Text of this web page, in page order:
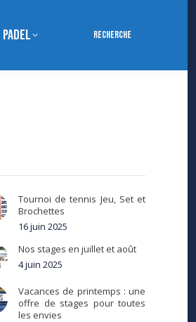
Padel Search:
Recherche
Tournoi de tennis Jeu, Set et
Brochettes
16 juin 2025
Nos stages en juillet et août
4 juin 2025
Vacances de printemps : une
offre de stages pour toutes
les envies